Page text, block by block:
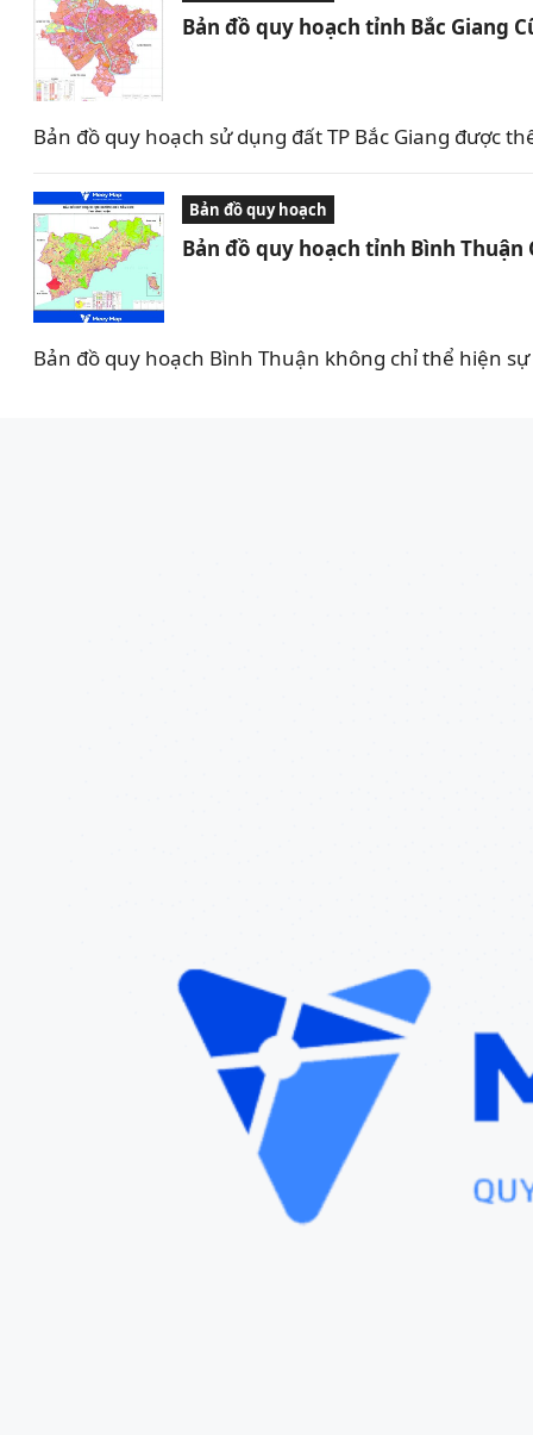
Bản đồ quy hoạch tỉnh Bắc Giang
Bản đồ quy hoạch sử dụng đất TP Bắc Giang được
Bản đồ quy hoạch
Bản đồ quy hoạch tỉnh Bình Thuận
Bản đồ quy hoạch Bình Thuận không chỉ thể hiện